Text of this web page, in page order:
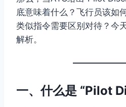
底意味着什么？飞行员该如
类似指令需要区别对待？今
解析。
一、什么是 “Pilot